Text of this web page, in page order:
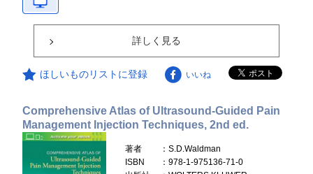
詳しく見る
ほしいものリストに登録 いいね
Comprehensive Atlas of Ultrasound-Guided Pain
Management Injection Techniques, 2nd ed.
著者
：S.D.Waldman
ISBN
：978-1-975136-71-0